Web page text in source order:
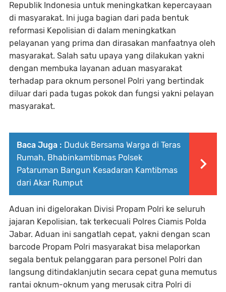
Republik Indonesia untuk meningkatkan kepercayaan
di masyarakat. Ini juga bagian dari pada bentuk
reformasi Kepolisian di dalam meningkatkan
pelayanan yang prima dan dirasakan manfaatnya oleh
masyarakat. Salah satu upaya yang dilakukan yakni
dengan membuka layanan aduan masyarakat
terhadap para oknum personel Polri yang bertindak
diluar dari pada tugas pokok dan fungsi yakni pelayan
masyarakat.
Baca Juga : Duduk Bersama Warga di Teras
Rumah, Bhabinkamtibmas Polsek
Pataruman Bangun Kesadaran Kamtibmas
dari Akar Rumput
Aduan ini digelorakan Divisi Propam Polri ke seluruh
jajaran Kepolisian, tak terkecuali Polres Ciamis Polda
Jabar. Aduan ini sangatlah cepat, yakni dengan scan
barcode Propam Polri masyarakat bisa melaporkan
segala bentuk pelanggaran para personel Polri dan
langsung ditindaklanjutin secara cepat guna memutus
rantai oknum-oknum yang merusak citra Polri di